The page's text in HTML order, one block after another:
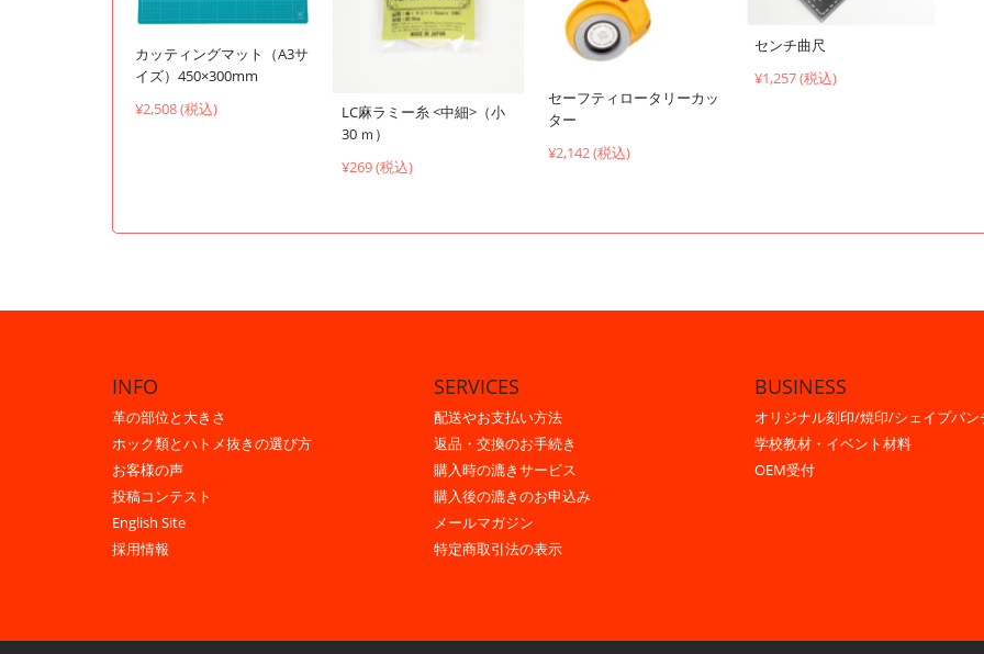
カッティングマット（A3サ
イズ）450×300mm
¥2,508 (税込)
LC麻ラミー糸 <中細>（小
30 ｍ）
¥269 (税込)
セーフティロータリーカッ
ター
¥2,142 (税込)
センチ曲尺
¥1,257 (税込)
INFO
革の部位と大きさ
ホック類とハトメ抜きの選び方
お客様の声
投稿コンテスト
English Site
採用情報
SERVICES
配送やお支払い方法
返品・交換のお手続き
購入時の漉きサービス
購入後の漉きのお申込み
メールマガジン
特定商取引法の表示
BUSINESS
オリジナル刻印/焼印/シェイプパン
学校教材・イベント材料
OEM受付